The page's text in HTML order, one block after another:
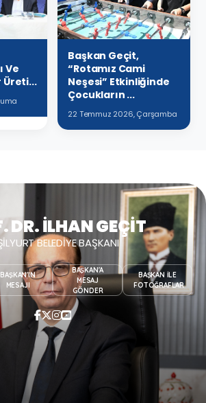
Ve
Üreti...
Başkan Geçit,
“Rotamız Cami
Neşesi” Etkinliğinde
Çocukların ...
22 Temmuz 2026, Çarşamba
DR. İLHAN GEÇİT
BELEDIYE BAŞKANI
BAŞKAN'IN
MESAJI
BAŞKAN'A
MESAJ
GÖNDER
BAŞKAN İLE
FOTOĞRAFLAR